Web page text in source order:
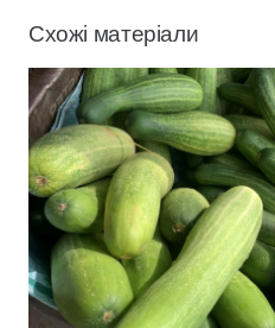
Схожі матеріали